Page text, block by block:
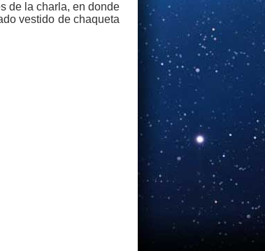
de la charla, en donde
vestido de chaqueta